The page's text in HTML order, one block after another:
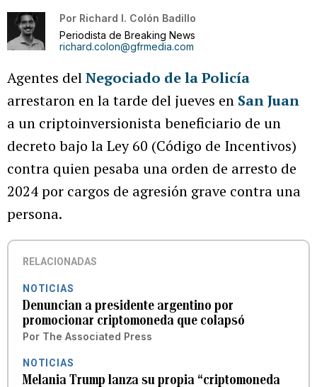
Por Richard I. Colón Badillo
Periodista de Breaking News
richard.colon@gfrmedia.com
Agentes delNegociado de la Policía
arrestaron en la tarde del jueves en San Juan
a un criptoinversionista beneficiario de un
decreto bajo la Ley 60 (Código de Incentivos)
contra quien pesaba una orden de arresto de
2024 por cargos de agresión grave contra una
persona.
RELACIONADAS
NOTICIAS
Denuncian a presidente argentino por
promocionar criptomoneda que colapsó
Por The Associated Press
NOTICIAS
Melania Trump lanza su propia “criptomoneda